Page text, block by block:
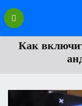
Перейти
содержанию
Как